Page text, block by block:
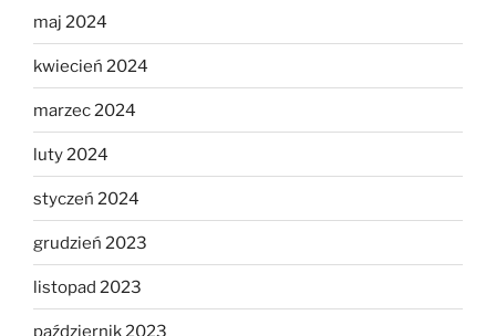
maj 2024
kwiecień 2024
marzec 2024
luty 2024
styczeń 2024
grudzień 2023
listopad 2023
październik 2023